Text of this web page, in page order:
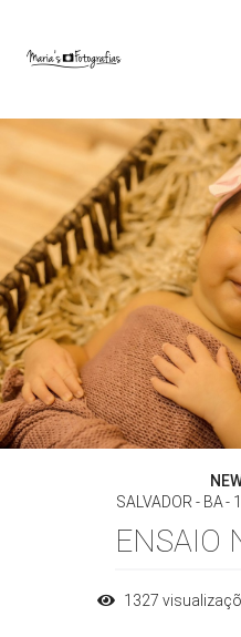
SALVADOR - BA
ENSAIO
1327